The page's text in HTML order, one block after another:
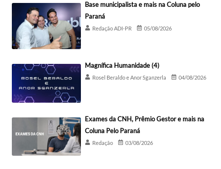
Base municipalista e mais na Coluna pelo
Paraná
Redação ADI-PR 05/08/2026
Magnífica Humanidade (4)
Rosel Beraldo e Anor Sganzerla 04/08/2026
Exames da CNH, Prêmio Gestor e mais na
Coluna Pelo Paraná
Redação 03/08/2026